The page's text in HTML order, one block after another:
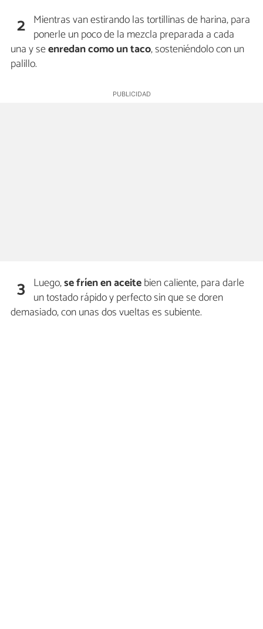
2 Mientras van estirando las tortillinas de harina, para
ponerle un poco de la mezcla preparada a cada
una y seenredan como un taco, sosteniéndolo con un
palillo.
3 Luego,se fríen en aceitebien caliente, para darle
un tostado rápido y perfecto sin que se doren
demasiado, con unas dos vueltas es subiente.